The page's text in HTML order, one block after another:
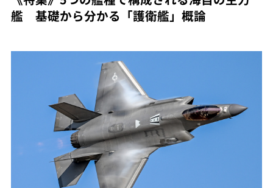
艦 基礎から分かる「護衛艦」概論